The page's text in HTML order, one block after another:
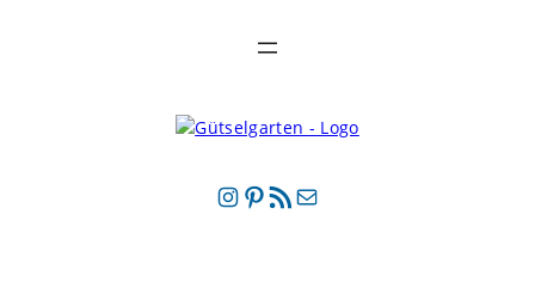
Instagram
Pinterest
RSS-Feed
E-Mail